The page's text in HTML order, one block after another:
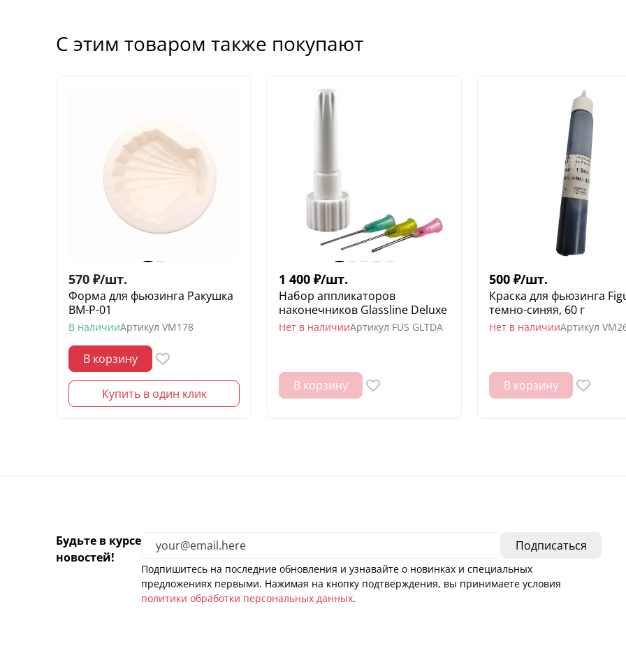
С этим товаром также покупают
570 ₽/шт.
Форма для фьюзинга Ракушка
ВМ-Р-01
В наличииАртикул VM178
В корзину
Купить в один клик
1 400 ₽/шт.
Набор аппликаторов
наконечников Glassline Deluxe
Нет в наличииАртикул FUS GLTDA
В корзину
500 ₽/шт.
Краска для фьюзинга
темно-синяя, 60 г
Нет в наличииАртикул
В корзину
Будьте в курсе
новостей!
Подпишитесь на последние обновления и узнавайте о новинках и специальных
предложениях первыми. Нажимая на кнопку подтверждения, вы принимаете условия
политики обработки персональных данных.